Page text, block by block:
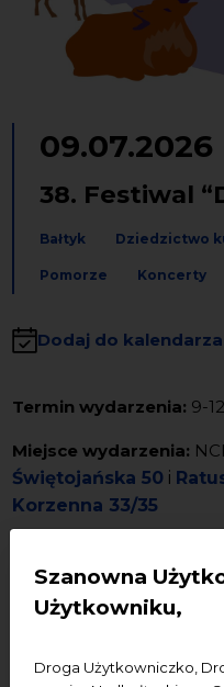
Szanowna
Użytkowniku,
Droga Użytkowniczko,
09.07.2026
38. Festiwal
Bałtyk Dziedzictwo
Pomorze Koncerty
Dodaj do
Termin wydarzenia: 9-
Miejsce wydarzenia:
Świętojańska 50 i
Korzenna 33/35
BILETY NA
tańca i śpiewu)
"BILET DOSTĘPNY"–